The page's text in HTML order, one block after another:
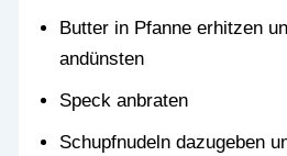
Butter in Pfanne erhitzen
andünsten
Speck anbraten
Schupfnudeln dazugeben